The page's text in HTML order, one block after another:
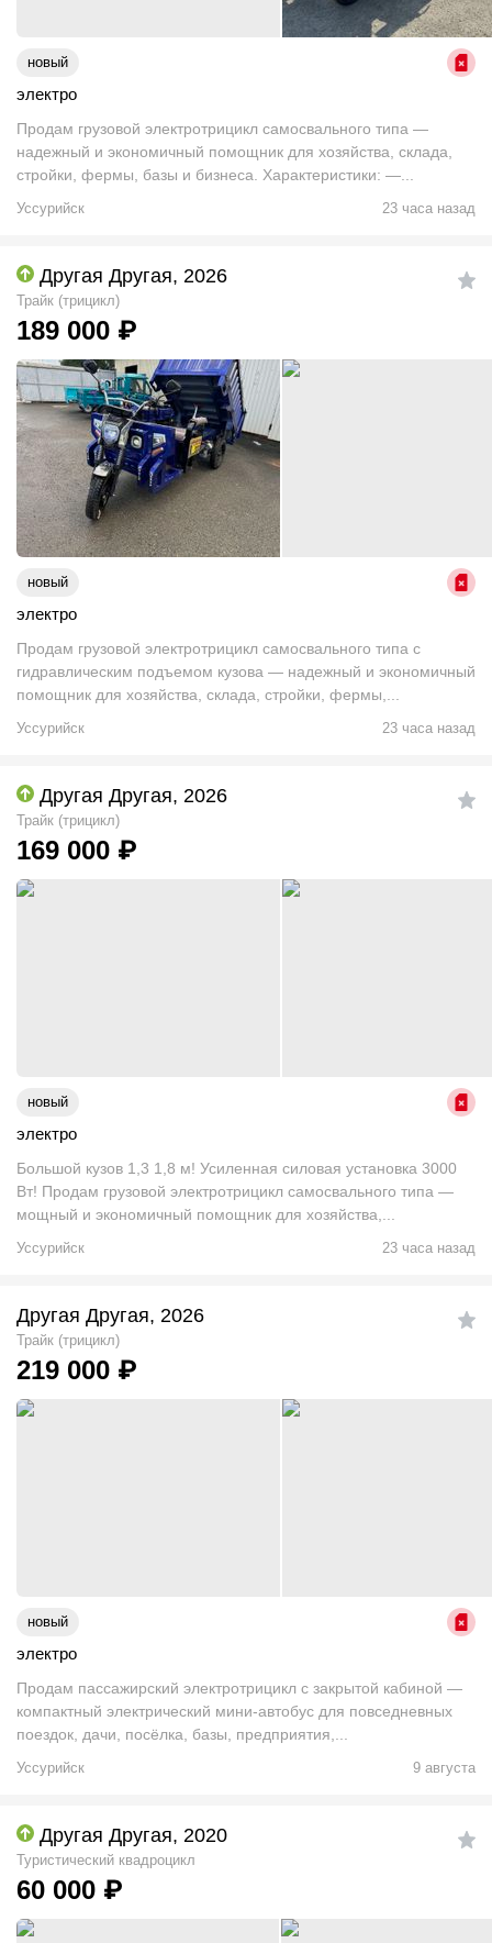
новый
электро
Продам грузовой электротрицикл самосвального типа —
надежный и экономичный помощник для хозяйства, склада,
стройки, фермы, базы и бизнеса. Характеристики: —...
Уссурийск 23 часа назад
Другая Другая, 2026
Трайк (трицикл)
189 000 ₽
новый
электро
Продам грузовой электротрицикл самосвального типа с
гидравлическим подъемом кузова — надежный и экономичный
помощник для хозяйства, склада, стройки, фермы,...
Уссурийск 23 часа назад
Другая Другая, 2026
Трайк (трицикл)
169 000 ₽
новый
электро
Большой кузов 1,3 1,8 м! Усиленная силовая установка 3000
Вт! Продам грузовой электротрицикл самосвального типа —
мощный и экономичный помощник для хозяйства,...
Уссурийск 23 часа назад
Другая Другая, 2026
Трайк (трицикл)
219 000 ₽
новый
электро
Продам пассажирский электротрицикл с закрытой кабиной —
компактный электрический мини-автобус для повседневных
поездок, дачи, посёлка, базы, предприятия,...
Уссурийск 9 августа
Другая Другая, 2020
Туристический квадроцикл
60 000 ₽